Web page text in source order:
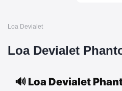
Loa Devialet
Loa Devialet
🔊 Loa Devialet